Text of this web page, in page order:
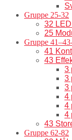
Gruppe 25-32
32
25
Gruppe
41
43
3
3
3
4
4
4
43
Gruppe 62-82